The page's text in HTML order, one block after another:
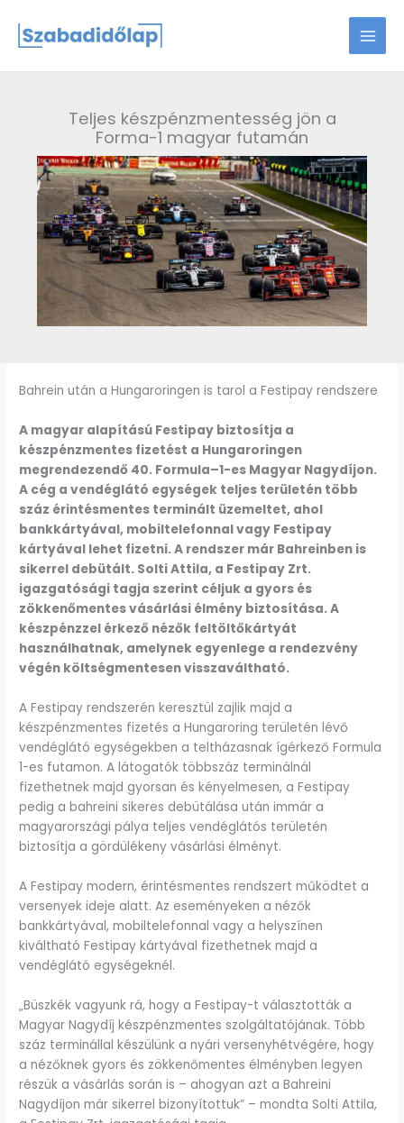
content
Teljes készpénzmentesség jön a
Forma-1 magyar futamán
Bahrein után a Hungaroringen is tarol a Festipay rendszere
A magyar alapítású Festipay biztosítja a
készpénzmentes fizetést a Hungaroringen
megrendezendő 40. Formula–1-es Magyar Nagydíjon.
A cég a vendéglátó egységek teljes területén több
száz érintésmentes terminált üzemeltet, ahol
bankkártyával, mobiltelefonnal vagy Festipay
kártyával lehet fizetni. A rendszer már Bahreinben is
sikerrel debütált. Solti Attila, a Festipay Zrt.
igazgatósági tagja szerint céljuk a gyors és
zökkenőmentes vásárlási élmény biztosítása. A
készpénzzel érkező nézők feltöltőkártyát
használhatnak, amelynek egyenlege a rendezvény
végén költségmentesen visszaváltható.
A Festipay rendszerén keresztül zajlik majd a
készpénzmentes fizetés a Hungaroring területén lévő
vendéglátó egységekben a teltházasnak ígérkező Formula
1-es futamon. A látogatók többszáz terminálnál
fizethetnek majd gyorsan és kényelmesen, a Festipay
pedig a bahreini sikeres debütálása után immár a
magyarországi pálya teljes vendéglátós területén
biztosítja a gördülékeny vásárlási élményt.
A Festipay modern, érintésmentes rendszert működtet a
versenyek ideje alatt. Az eseményeken a nézők
bankkártyával, mobiltelefonnal vagy a helyszínen
kiváltható Festipay kártyával fizethetnek majd a
vendéglátó egységeknél.
„Büszkék vagyunk rá, hogy a Festipay-t választották a
Magyar Nagydíj készpénzmentes szolgáltatójának. Több
száz terminállal készülünk a nyári versenyhétvégére, hogy
a nézőknek gyors és zökkenőmentes élményben legyen
részük a vásárlás során is – ahogyan azt a Bahreini
Nagydíjon már sikerrel bizonyítottuk” – mondta Solti Attila,